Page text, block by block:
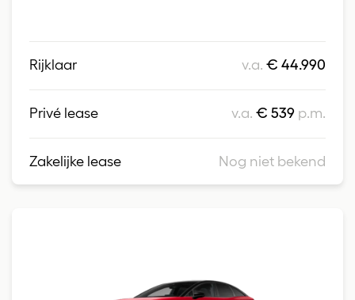
Rijklaar v.a.€ 44.990
Privé lease v.a.€ 539 p.m.
Zakelijke lease Nog niet bekend